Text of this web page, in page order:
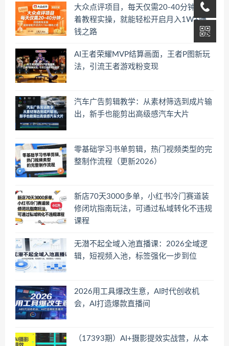
大众点评项目，每天仅需20-40分钟，跟
着教程实操，就能轻松开启月入1W+賺
钱之路
AI王者荣耀MVP结算画面，王者P图新玩
法，引流王者游戏粉变现
汽车广告剪辑教学：从素材筛选到成片输
出，新手也能剪出高级感汽车大片
零基础学习书单剪辑，热门视频类型的完
整制作流程（更新2026）
新店70天3000多单，小红书冷门赛道装
修闭坑指南玩法，可通过私域转化不违规
课程
无潜不起全域入池直播课：2026全域逻
辑，短视频入池，标签强化一步到位
2026用工具爆改生意，AI时代创收机
会，AI打造爆款直播间
（17393期）AI+摄影提效实战营，从本